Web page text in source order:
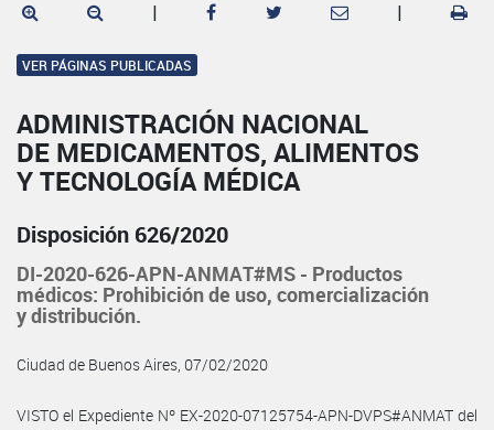
| |
VER PÁGINAS PUBLICADAS
ADMINISTRACIÓN NACIONAL
DE MEDICAMENTOS, ALIMENTOS
Y TECNOLOGÍA MÉDICA
Disposición 626/2020
DI-2020-626-APN-ANMAT#MS - Productos
médicos: Prohibición de uso, comercialización
y distribución.
Ciudad de Buenos Aires, 07/02/2020
VISTO el Expediente Nº EX-2020-07125754-APN-DVPS#ANMAT del